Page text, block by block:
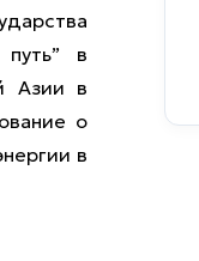
в
Азии в
о
в